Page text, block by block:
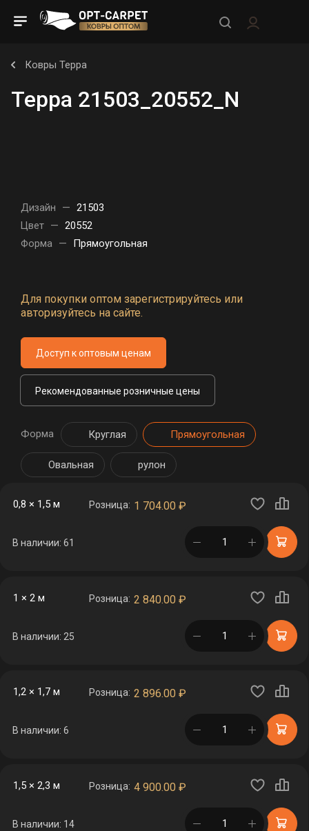
Ковры Терра
Терра 21503_20552_N
Дизайн — 21503
Цвет — 20552
Форма — Прямоугольная
Для покупки оптом зарегистрируйтесь или
авторизуйтесь на сайте.
Доступ к оптовым ценам
Рекомендованные розничные цены
Форма Круглая Прямоугольная
Овальная рулон
0,8 × 1,5 м Розница: 1 704.00 ₽
В наличии: 61 в корзине
1 × 2 м Розница: 2 840.00 ₽
В наличии: 25 в корзине
1,2 × 1,7 м Розница: 2 896.00 ₽
В наличии: 6 в корзине
1,5 × 2,3 м Розница: 4 900.00 ₽
В наличии: 14 в корзине